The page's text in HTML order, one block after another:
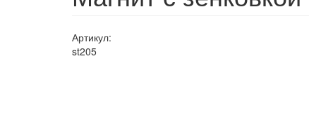
Артикул:
st205